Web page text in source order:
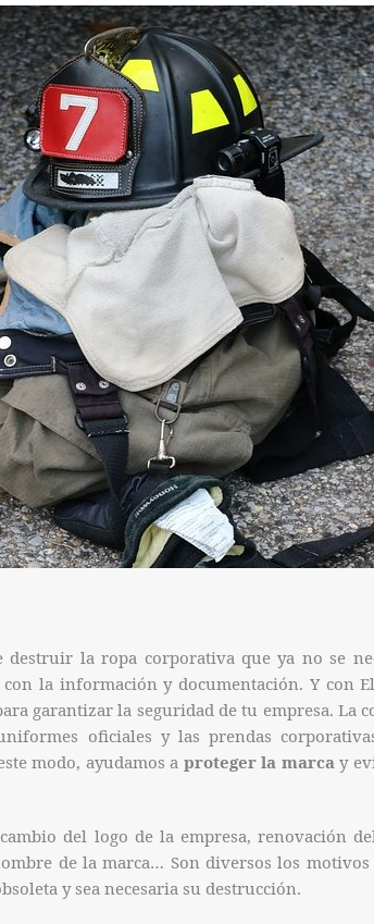
destruir la ropa corporativa que ya no se
la información y documentación. Y con
garantizar la seguridad de tu empresa. La
oficiales y las prendas
modo, ayudamos a proteger la marcay
del logo de la empresa, renovación
de la marca… Son diversos los
y sea necesaria su destrucción.